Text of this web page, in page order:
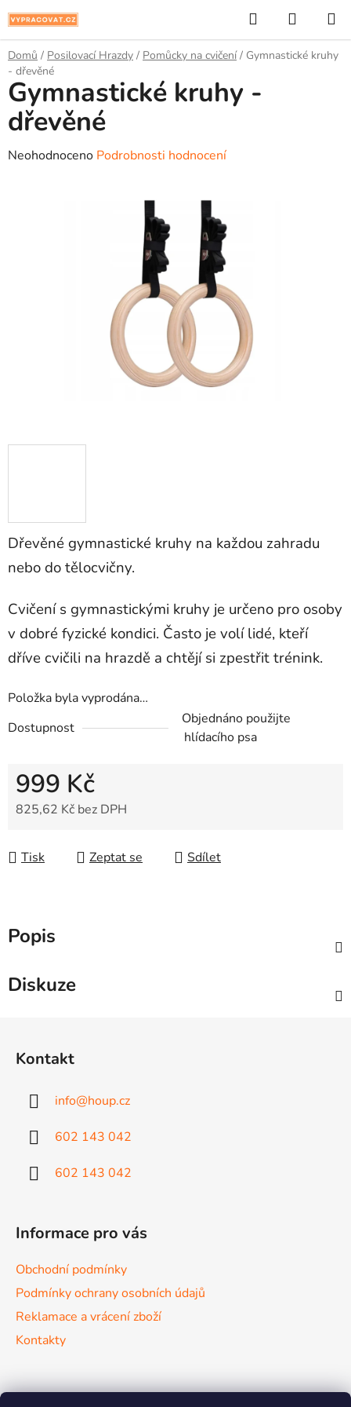
na
obsah
Hledat
KOŠÍK
Domů / Posilovací Hrazdy / Pomůcky na cvičení / Gymnastické kruhy
- dřevěné
Dřevěné gymnastické kruhy na každou zahradu
nebo do tělocvičny.
Cvičení s gymnastickými kruhy je určeno pro osoby
v dobré fyzické kondici. Často je volí lidé, kteří
dříve cvičili na hrazdě a chtějí si zpestřit trénink.
Položka byla vyprodána…
Dostupnost
Objednáno použijte
hlídacího psa
999 Kč
825,62 Kč bez DPH
Tisk
Zeptat se Sdílet
Gymnastické kruhy -
dřevěné
Průměrné
Neohodnoceno Podrobnosti hodnocení
Popis
Diskuze
Kontakt
info@houp.cz
602 143 042
602 143 042
Informace pro vás
Obchodní podmínky
Podmínky ochrany osobních údajů
Reklamace a vrácení zboží
Kontakty